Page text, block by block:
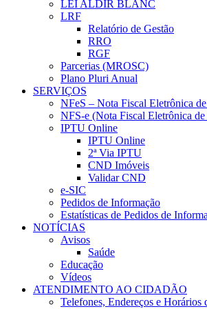
LEI ALDIR BLANC
LRF
Relatório de Gestão
RRO
RGF
Parcerias (MROSC)
Plano Pluri Anual
SERVIÇOS
NFeS – Nota Fiscal Eletrônica
NFS-e (Nota Fiscal Eletrônica
IPTU Online
IPTU Online
2ª Via IPTU
CND Imóveis
Validar CND
e-SIC
Pedidos de Informação
Estatísticas de Pedidos de
NOTÍCIAS
Avisos
Saúde
Educação
Vídeos
ATENDIMENTO AO CIDADÃO
Telefones, Endereços e